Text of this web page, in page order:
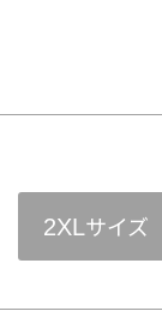
2XLサイズ